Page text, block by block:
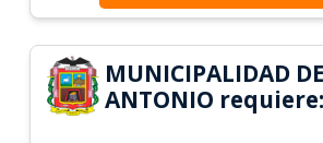
MUNICIPALIDAD
ANTONIO requiere: